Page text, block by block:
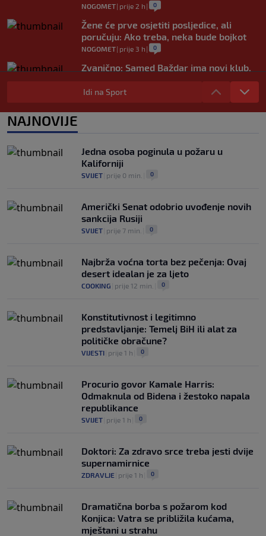
NOGOMET| prije 2 h | 0
Žene će prve osjetiti posljedice, ali
poručuju: Ako treba, neka bude bojkot
NOGOMET| prije 3 h | 0
Zvanično: Samed Baždar ima novi klub,
zadužio broj sa velikom "težinom"
NOGOMET|prije 5 h
Prije nekoliko godina zaludjela je
Idi na Sport
NAJNOVIJE
Jedna osoba poginula u požaru u
Kaliforniji
SVIJET prije 0 min. 0
Američki Senat odobrio uvođenje novih
sankcija Rusiji
SVIJET prije 7 min. 0
Najbrža voćna torta bez pečenja: Ovaj
desert idealan je za ljeto
COOKING prije 12 min. 0
Konstitutivnost i legitimno
predstavljanje: Temelj BiH ili alat za
političke obračune?
VIJESTI prije 1 h 0
Procurio govor Kamale Harris:
Odmaknula od Bidena i žestoko napala
republikance
SVIJET prije 1 h 0
Doktori: Za zdravo srce treba jesti dvije
supernamirnice
ZDRAVLJE prije 1 h 0
Dramatična borba s požarom kod
Konjica: Vatra se približila kućama,
mještani u strahu